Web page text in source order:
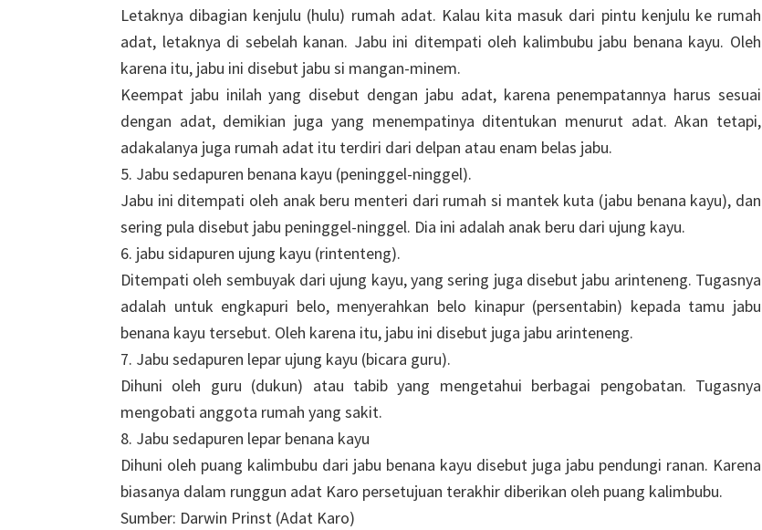
Letaknya dibagian kenjulu (hulu) rumah adat. Kalau kita masuk dari pintu kenjulu ke rumah
adat, letaknya di sebelah kanan. Jabu ini ditempati oleh kalimbubu jabu benana kayu. Oleh
karena itu, jabu ini disebut jabu si mangan-minem.
Keempat jabu inilah yang disebut dengan jabu adat, karena penempatannya harus sesuai
dengan adat, demikian juga yang menempatinya ditentukan menurut adat. Akan tetapi,
adakalanya juga rumah adat itu terdiri dari delpan atau enam belas jabu.
5. Jabu sedapuren benana kayu (peninggel-ninggel).
Jabu ini ditempati oleh anak beru menteri dari rumah si mantek kuta (jabu benana kayu), dan
sering pula disebut jabu peninggel-ninggel. Dia ini adalah anak beru dari ujung kayu.
6. jabu sidapuren ujung kayu (rintenteng).
Ditempati oleh sembuyak dari ujung kayu, yang sering juga disebut jabu arinteneng. Tugasnya
adalah untuk engkapuri belo, menyerahkan belo kinapur (persentabin) kepada tamu jabu
benana kayu tersebut. Oleh karena itu, jabu ini disebut juga jabu arinteneng.
7. Jabu sedapuren lepar ujung kayu (bicara guru).
Dihuni oleh guru (dukun) atau tabib yang mengetahui berbagai pengobatan. Tugasnya
mengobati anggota rumah yang sakit.
8. Jabu sedapuren lepar benana kayu
Dihuni oleh puang kalimbubu dari jabu benana kayu disebut juga jabu pendungi ranan. Karena
biasanya dalam runggun adat Karo persetujuan terakhir diberikan oleh puang kalimbubu.
Sumber: Darwin Prinst (Adat Karo)